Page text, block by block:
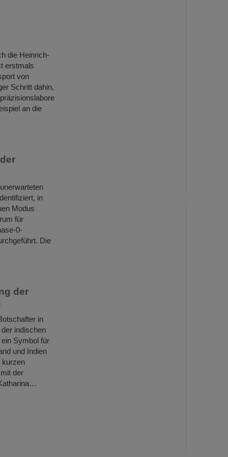
die Heinrich-
erstmals
von
Schritt dahin,
an die
in
Modus
für
0-
Die
der
in
indischen
Symbol für
und Indien
kurzen
der